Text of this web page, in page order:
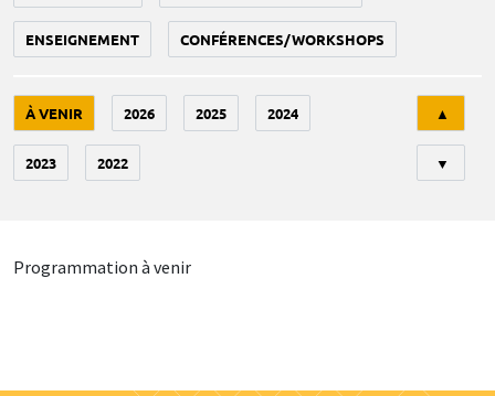
ENSEIGNEMENT CONFÉRENCES/WORKSHOPS
À VENIR 2026 2025 2024
2023 2022
▲
▼
Programmation à venir